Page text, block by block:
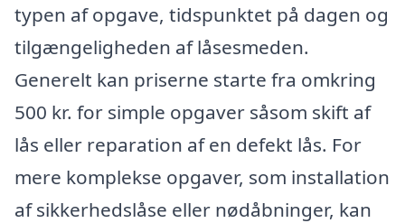
typen af opgave, tidspunktet på dagen og
tilgængeligheden af låsesmeden.
Generelt kan priserne starte fra omkring
500 kr. for simple opgaver såsom skift af
lås eller reparation af en defekt lås. For
mere komplekse opgaver, som installation
af sikkerhedslåse eller nødåbninger, kan